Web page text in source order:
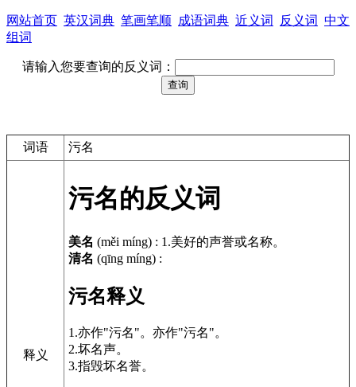
网站首页 英汉词典 笔画笔顺 成语词典 近义词 反义词 中文
组词
请输入您要查询的反义词：
词语 污名
释义
污名的反义词
美名 (měi míng) : 1.美好的声誉或名称。
清名 (qīng míng) :
污名释义
1.亦作"污名"。亦作"污名"。
2.坏名声。
3.指毁坏名誉。